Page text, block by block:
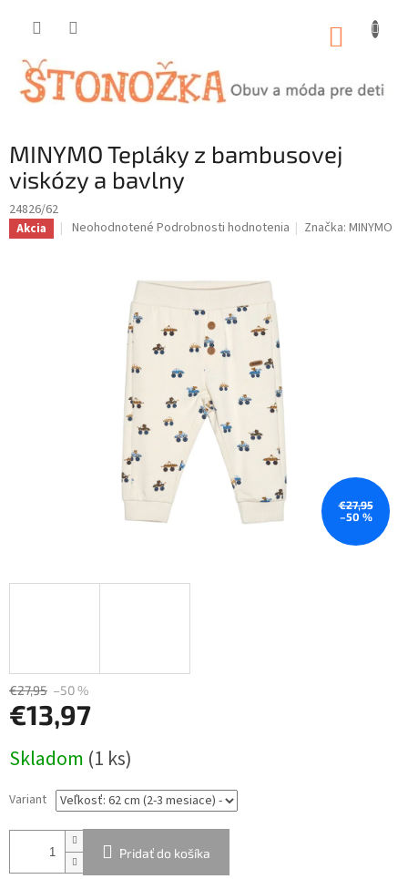
MINYMO Tepláky z bambusovej
viskózy a bavlny
24826/62
Akcia
Priemerné
hviezdičiek.
Neohodnotené Podrobnosti hodnotenia Značka:MINYMO
€27,95
–50 %
€27,95 –50 %
€13,97
cena:
Skladom (1 ks)
Variant
Pridať do košíka